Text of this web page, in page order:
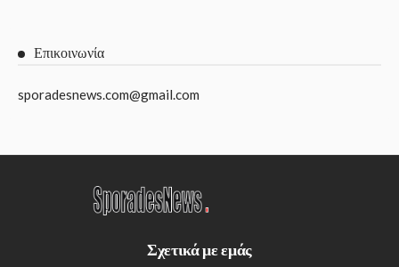
Επικοινωνία
sporadesnews.com@gmail.com
Σχετικά με εμάς